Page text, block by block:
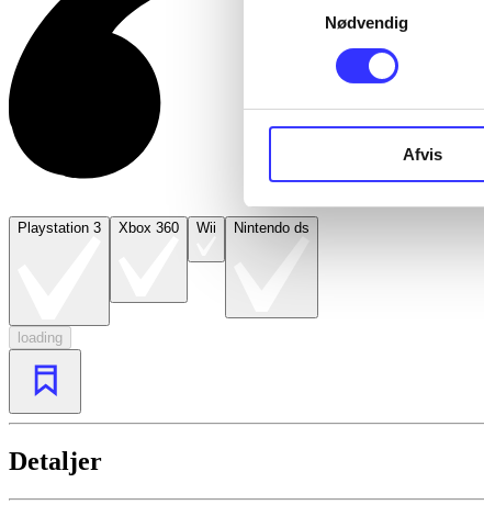
Nødvendig
Afvis
Playstation 3 Xbox 360 Wii Nintendo ds
loading
Detaljer